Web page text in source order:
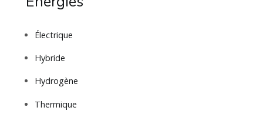
Électrique
Hybride
Hydrogène
Thermique